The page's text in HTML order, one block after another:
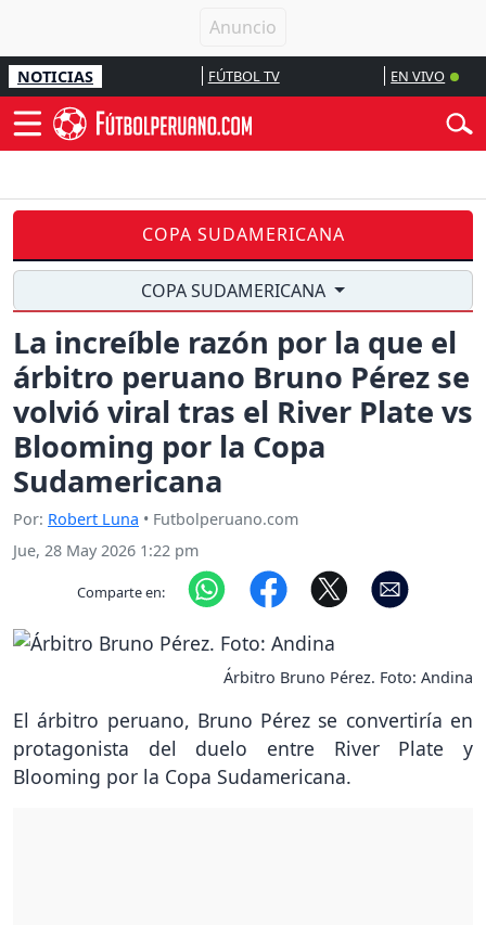
NOTICIAS FÚTBOL TV EN VIVO
COPA SUDAMERICANA
COPA SUDAMERICANA
La increíble razón por la que el
árbitro peruano Bruno Pérez se
volvió viral tras el River Plate vs
Blooming por la Copa
Sudamericana
Por: Robert Luna • Futbolperuano.com
Jue, 28 May 2026 1:22 pm
Comparte en:
Árbitro Bruno Pérez. Foto: Andina
El árbitro peruano, Bruno Pérez se convertiría en
protagonista del duelo entre River Plate y
Blooming por la Copa Sudamericana.